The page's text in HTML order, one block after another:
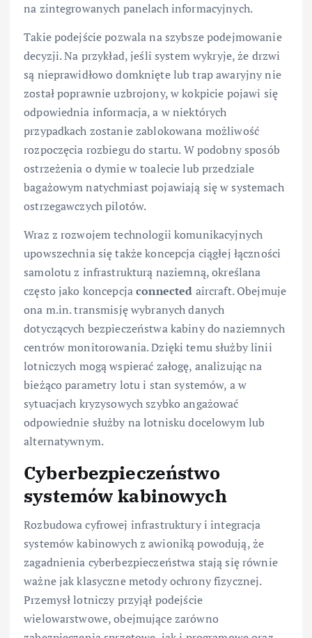
na zintegrowanych panelach informacyjnych.
Takie podejście pozwala na szybsze podejmowanie
decyzji. Na przykład, jeśli system wykryje, że drzwi
są nieprawidłowo domknięte lub trap awaryjny nie
został poprawnie uzbrojony, w kokpicie pojawi się
odpowiednia informacja, a w niektórych
przypadkach zostanie zablokowana możliwość
rozpoczęcia rozbiegu do startu. W podobny sposób
ostrzeżenia o dymie w toalecie lub przedziale
bagażowym natychmiast pojawiają się w systemach
ostrzegawczych pilotów.
Wraz z rozwojem technologii komunikacyjnych
upowszechnia się także koncepcja ciągłej łączności
samolotu z infrastrukturą naziemną, określana
często jako koncepcjaconnected aircraft. Obejmuje
ona m.in. transmisję wybranych danych
dotyczących bezpieczeństwa kabiny do naziemnych
centrów monitorowania. Dzięki temu służby linii
lotniczych mogą wspierać załogę, analizując na
bieżąco parametry lotu i stan systemów, a w
sytuacjach kryzysowych szybko angażować
odpowiednie służby na lotnisku docelowym lub
alternatywnym.
Cyberbezpieczeństwo
systemów kabinowych
Rozbudowa cyfrowej infrastruktury i integracja
systemów kabinowych z awioniką powodują, że
zagadnienia cyberbezpieczeństwa stają się równie
ważne jak klasyczne metody ochrony fizycznej.
Przemysł lotniczy przyjął podejście
wielowarstwowe, obejmujące zarówno